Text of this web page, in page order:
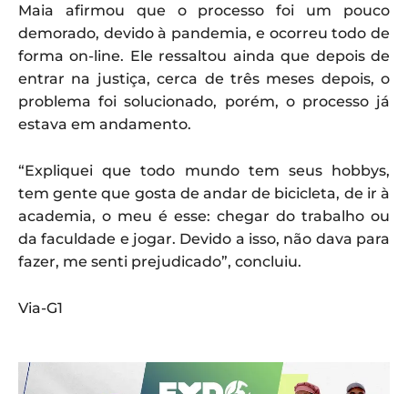
Maia afirmou que o processo foi um pouco
demorado, devido à pandemia, e ocorreu todo de
forma on-line. Ele ressaltou ainda que depois de
entrar na justiça, cerca de três meses depois, o
problema foi solucionado, porém, o processo já
estava em andamento.
“Expliquei que todo mundo tem seus hobbys,
tem gente que gosta de andar de bicicleta, de ir à
academia, o meu é esse: chegar do trabalho ou
da faculdade e jogar. Devido a isso, não dava para
fazer, me senti prejudicado”, concluiu.
Via-G1